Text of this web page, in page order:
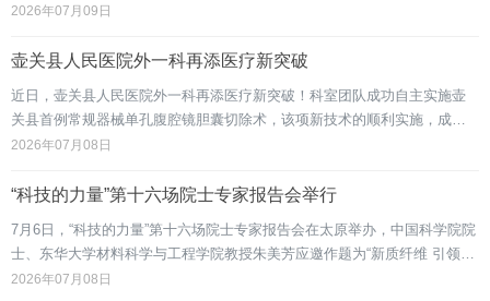
技强国建设战略部署，持续深化科技体制改革，加快实现高水平科技自立
主创新，勇攀科技高峰，取得一批重大标志性成果，为全面建成社会主义
2026年07月09日
壶关县人民医院外一科再添医疗新突破
近日，壶关县人民医院外一科再添医疗新突破！科室团队成功自主实施壶
关县首例常规器械单孔腹腔镜胆囊切除术，该项新技术的顺利实施，成功
填补了我县该项微创技术的空白，在山西省同级县域医院中处于领先、率
与优质的医疗服务能力。
2026年07月08日
“科技的力量”第十六场院士专家报告会举行
7月6日，“科技的力量”第十六场院士专家报告会在太原举办，中国科学院院
士、东华大学材料科学与工程学院教授朱美芳应邀作题为“新质纤维 引领未
来”的专题报告。朱美芳教授系统阐释了新质纤维的核心特质与独特价值，
2026年07月08日